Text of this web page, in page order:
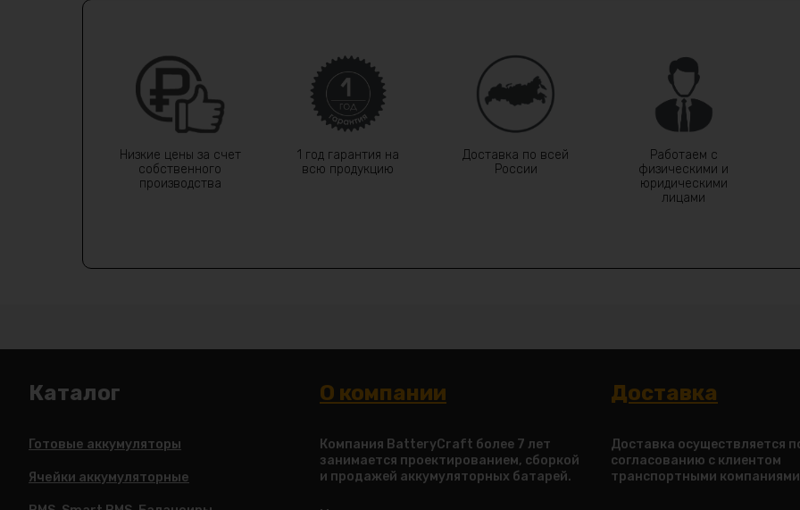
Низкие цены за счет
собственного
производства
1 год гарантия на
всю продукцию
Доставка по всей
России
Работаем с
физическими и
юридическими
лицами
Каталог
Готовые аккумуляторы
Ячейки аккумуляторные
О компании
Компания BatteryCraft более 7 лет
занимается проектированием, сборкой
и продажей аккумуляторных батарей.
Доставка
Доставка осуществляется
согласованию с клиентом
транспортными